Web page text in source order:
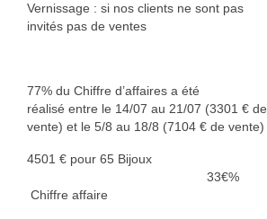
Vernissage : si nos clients ne sont pas
invités pas de ventes
77% du Chiffre d’affaires a été
réalisé entre le 14/07 au 21/07 (3301 € de
vente) et le 5/8 au 18/8 (7104 € de vente)
4501 € pour 65 Bijoux
33€%
Chiffre affaire